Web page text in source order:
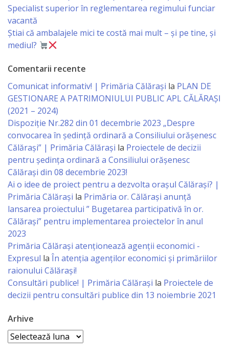
Dispoziții
de
decizii
Deciziile
Consiliului
Consiliul
de
tineret
Activitatea
primăriei
Instituții
subordonate
Lăstărel
Specialist superior în reglementarea regimului funciar
vacantă
Știai că ambalajele mici te costă mai mult – și pe tine, și
mediul?
Comentarii recente
Comunicat informativ! | Primăria Călărași la PLAN DE
GESTIONARE A PATRIMONIULUI PUBLIC APL CĂLĂRAȘI
(2021 – 2024)
Dispoziție Nr.282 din 01 decembrie 2023 „Despre
convocarea în ședință ordinară a Consiliului orășenesc
Călărași” | Primăria Călărași la Proiectele de decizii
pentru ședința ordinară a Consiliului orășenesc
Călărași din 08 decembrie 2023!
Ai o idee de proiect pentru a dezvolta orașul Călărași? |
Primăria Călărași la Primăria or. Călărași anunță
lansarea proiectului ” Bugetarea participativă în or.
Călărași” pentru implementarea proiectelor în anul
2023
Primăria Călăraşi atenţionează agenţii economici -
Expresul la În atenția agenților economici și primăriilor
raionului Călărași!
Consultări publice! | Primăria Călărași la Proiectele de
decizii pentru consultări publice din 13 noiembrie 2021
Arhive
Arhive